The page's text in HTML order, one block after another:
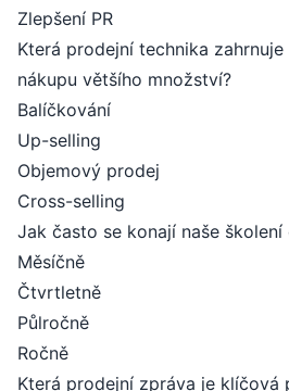
Zlepšení PR
Která prodejní technika
nákupu většího množství?
Balíčkování
Up-selling
Objemový prodej
Cross-selling
Jak často se konají naše
Měsíčně
Čtvrtletně
Půlročně
Ročně
Která prodejní zpráva je klíčová